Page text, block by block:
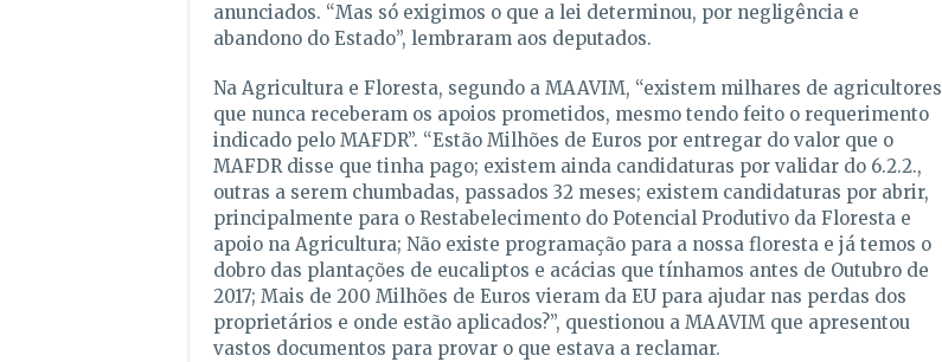
anunciados. “Mas só exigimos o que a lei determinou, por negligência e
abandono do Estado”, lembraram aos deputados.
Na Agricultura e Floresta, segundo a MAAVIM, “existem milhares de agricultores
que nunca receberam os apoios prometidos, mesmo tendo feito o requerimento
indicado pelo MAFDR”. “Estão Milhões de Euros por entregar do valor que o
MAFDR disse que tinha pago; existem ainda candidaturas por validar do 6.2.2.,
outras a serem chumbadas, passados 32 meses; existem candidaturas por abrir,
principalmente para o Restabelecimento do Potencial Produtivo da Floresta e
apoio na Agricultura; Não existe programação para a nossa floresta e já temos o
dobro das plantações de eucaliptos e acácias que tínhamos antes de Outubro de
2017; Mais de 200 Milhões de Euros vieram da EU para ajudar nas perdas dos
proprietários e onde estão aplicados?”, questionou a MAAVIM que apresentou
vastos documentos para provar o que estava a reclamar.